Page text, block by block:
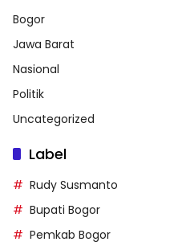
Bogor
Jawa Barat
Nasional
Politik
Uncategorized
Label
Rudy Susmanto
Bupati Bogor
Pemkab Bogor